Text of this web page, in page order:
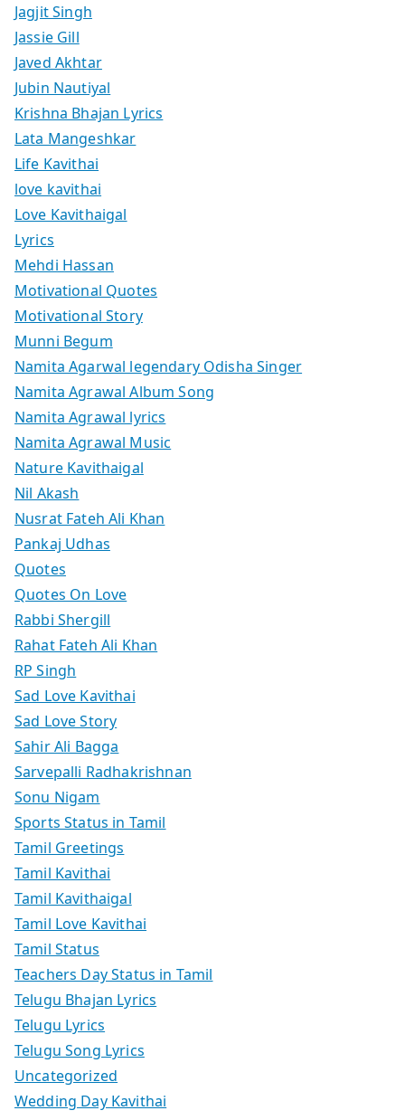
Jagjit Singh
Jassie Gill
Javed Akhtar
Jubin Nautiyal
Krishna Bhajan Lyrics
Lata Mangeshkar
Life Kavithai
love kavithai
Love Kavithaigal
Lyrics
Mehdi Hassan
Motivational Quotes
Motivational Story
Munni Begum
Namita Agarwal legendary Odisha Singer
Namita Agrawal Album Song
Namita Agrawal lyrics
Namita Agrawal Music
Nature Kavithaigal
Nil Akash
Nusrat Fateh Ali Khan
Pankaj Udhas
Quotes
Quotes On Love
Rabbi Shergill
Rahat Fateh Ali Khan
RP Singh
Sad Love Kavithai
Sad Love Story
Sahir Ali Bagga
Sarvepalli Radhakrishnan
Sonu Nigam
Sports Status in Tamil
Tamil Greetings
Tamil Kavithai
Tamil Kavithaigal
Tamil Love Kavithai
Tamil Status
Teachers Day Status in Tamil
Telugu Bhajan Lyrics
Telugu Lyrics
Telugu Song Lyrics
Uncategorized
Wedding Day Kavithai